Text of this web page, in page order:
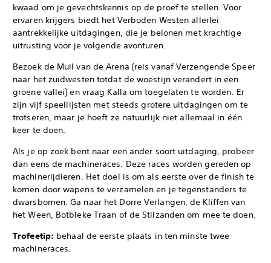
kwaad om je gevechtskennis op de proef te stellen. Voor
ervaren krijgers biedt het Verboden Westen allerlei
aantrekkelijke uitdagingen, die je belonen met krachtige
uitrusting voor je volgende avonturen.
Bezoek de Muil van de Arena (reis vanaf Verzengende Speer
naar het zuidwesten totdat de woestijn verandert in een
groene vallei) en vraag Kalla om toegelaten te worden. Er
zijn vijf speellijsten met steeds grotere uitdagingen om te
trotseren, maar je hoeft ze natuurlijk niet allemaal in één
keer te doen.
Als je op zoek bent naar een ander soort uitdaging, probeer
dan eens de machineraces. Deze races worden gereden op
machinerijdieren. Het doel is om als eerste over de finish te
komen door wapens te verzamelen en je tegenstanders te
dwarsbomen. Ga naar het Dorre Verlangen, de Kliffen van
het Ween, Botbleke Traan of de Stilzanden om mee te doen.
Trofeetip: behaal de eerste plaats in ten minste twee
machineraces.